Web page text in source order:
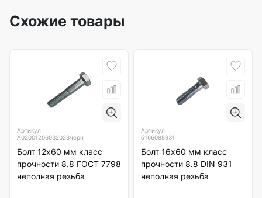
Схожие товары
Артикул
А02001206032023черн
Болт 12х60 мм класс
прочности 8.8 ГОСТ 7798
неполная резьба
Артикул
б166088931
Болт 16х60 мм класс
прочности 8.8 DIN 931
неполная резьба